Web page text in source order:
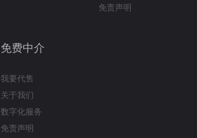
免责声明
免费中介
我要代售
关于我们
数字化服务
免责声明